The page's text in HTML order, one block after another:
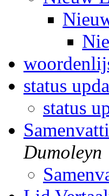
status
status
Dumoleyn